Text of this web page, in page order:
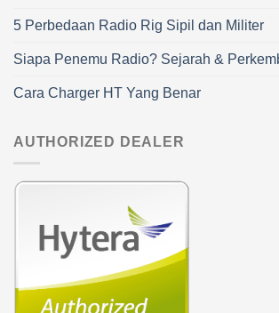
5 Perbedaan Radio Rig Sipil dan Militer
Siapa Penemu Radio? Sejarah &
Cara Charger HT Yang Benar
AUTHORIZED DEALER